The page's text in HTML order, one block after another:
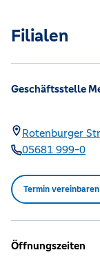
Filialen
Geschäftsstelle
Rotenburger
05681 999-0
Termin vereinbaren
Öffnungszeiten